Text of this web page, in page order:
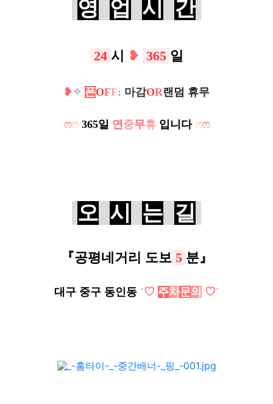
영 업 시 간
24 시 ❥ 365 일
❥✧ 폰OFF: 마감OR랜덤 휴무
ෆෆ365일 연중무휴입니다 ෆෆ
오 시 는 길
『공평네거리 도보 5 분』
대구 중구 동인동 ˚♡ 주차문의 ♡˚